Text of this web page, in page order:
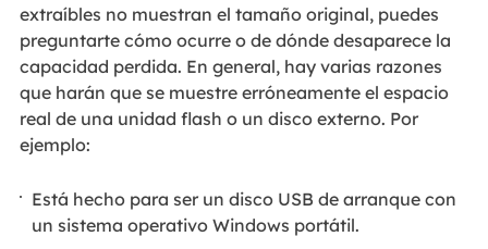
extraíbles no muestran el tamaño original, puedes
preguntarte cómo ocurre o de dónde desaparece la
capacidad perdida. En general, hay varias razones
que harán que se muestre erróneamente el espacio
real de una unidad flash o un disco externo. Por
ejemplo:
Está hecho para ser un disco USB de arranque con
un sistema operativo Windows portátil.